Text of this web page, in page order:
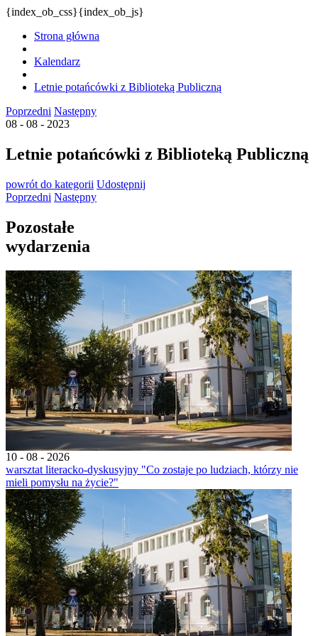
{index_ob_css}{index_ob_js}
Strona główna
Kalendarz
Letnie potańcówki z Biblioteką Publiczną
Poprzedni Następny
08 - 08 - 2023
Letnie potańcówki z Biblioteką Publiczną
powrót do kategorii Udostępnij
Poprzedni Następny
Pozostałe
wydarzenia
10 - 08 - 2026
warsztat literacko-dyskusyjny "Co zostaje po ludziach, którzy nie
mieli pomysłu na życie?"